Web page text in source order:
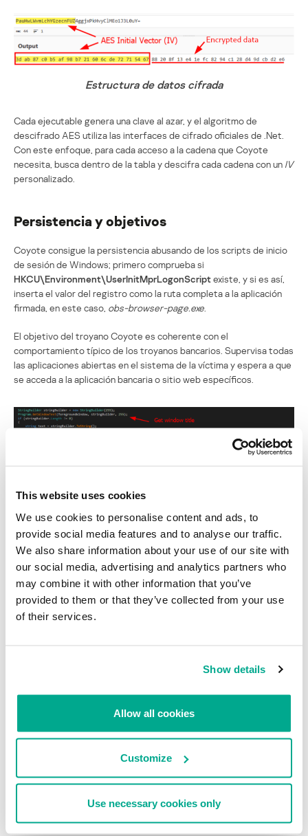
This website uses cookies
We use cookies to personalise content and ads, to
provide social media features and to analyse our traffic.
We also share information about your use of our site with
our social media, advertising and analytics partners who
may combine it with other information that you’ve
provided to them or that they’ve collected from your use
of their services.
Show details
Allow all cookies
Customize
Use necessary cookies only
Estructura de datos cifrada
Cada ejecutable genera una clave al azar, y el algoritmo de
descifrado AES utiliza las interfaces de cifrado oficiales de .Net.
Con este enfoque, para cada acceso a la cadena que Coyote
necesita, busca dentro de la tabla y descifra cada cadena con un IV
personalizado.
Persistencia y objetivos
Coyote consigue la persistencia abusando de los scripts de inicio
de sesión de Windows; primero comprueba si
HKCU\Environment\UserInitMprLogonScriptexiste, y si es así,
inserta el valor del registro como la ruta completa a la aplicación
firmada, en este caso, obs-browser-page.exe
El objetivo del troyano Coyote es coherente con el
comportamiento típico de los troyanos bancarios. Supervisa todas
las aplicaciones abiertas en el sistema de la víctima y espera a que
se acceda a la aplicación bancaria o sitio web específicos.
Rutina de supervisión de aplicaciones
En nuestro análisis hemos identificado al menos 61 solicitudes
relacionadas, todas ellas procedentes de Brasil. Esto es un indicio
Comunicación y control con el servidor C2
banca, el Coyote bancario se pone en contacto con el C2 con esta
información. A continuación, el C2 responde con diversas acciones
toma de capturas de pantalla. La comunicación con el servidor
atacante se explicará en las secciones siguientes.